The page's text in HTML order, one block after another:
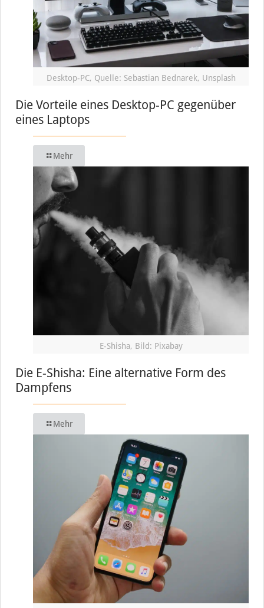
Desktop-PC, Quelle: Sebastian Bednarek, Unsplash
Die Vorteile eines Desktop-PC gegenüber
eines Laptops
Mehr
E-Shisha, Bild: Pixabay
Die E-Shisha: Eine alternative Form des
Dampfens
Mehr